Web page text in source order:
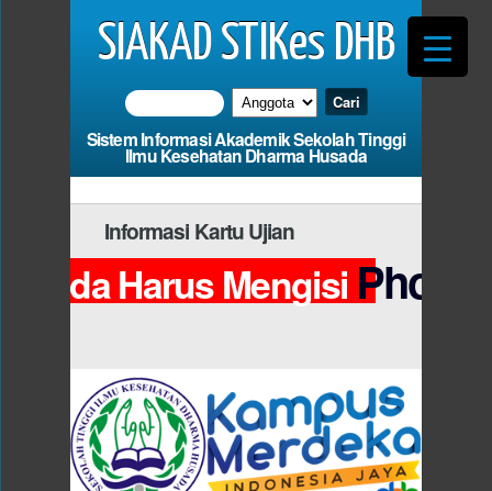
SIAKAD STIKes DHB
Sistem Informasi Akademik Sekolah Tinggi
Ilmu Kesehatan Dharma Husada
Informasi Kartu Ujian
Harus MengisiPhoto